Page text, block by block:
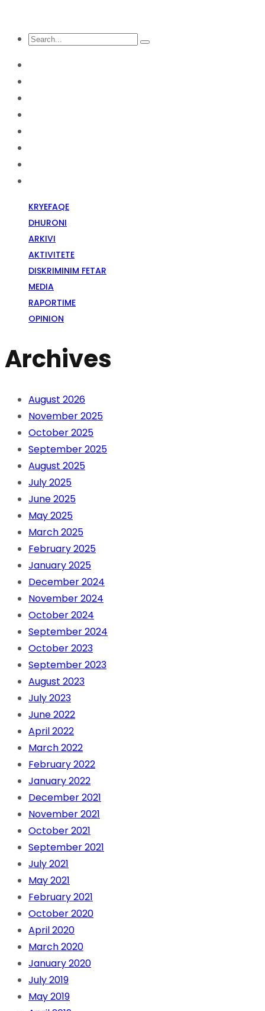
KRYEFAQE
DHURONI
ARKIVI
AKTIVITETE
DISKRIMINIM FETAR
MEDIA
RAPORTIME
OPINION
Archives
August 2026
November 2025
October 2025
September 2025
August 2025
July 2025
June 2025
May 2025
March 2025
February 2025
January 2025
December 2024
November 2024
October 2024
September 2024
October 2023
September 2023
August 2023
July 2023
June 2022
April 2022
March 2022
February 2022
January 2022
December 2021
November 2021
October 2021
September 2021
July 2021
May 2021
February 2021
October 2020
April 2020
March 2020
January 2020
July 2019
May 2019